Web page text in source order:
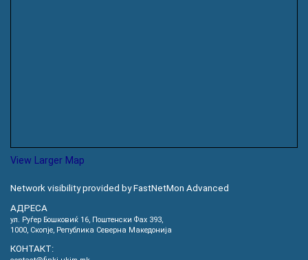
View Larger Map
Network visibility provided by FastNetMon Advanced
АДРЕСА
ул. Руѓер Бошковиќ 16, Пoштенски Фах 393,
1000, Скопје, Република Северна Македонија
КОНТАКТ: